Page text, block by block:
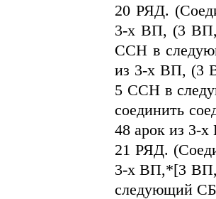
20 РЯД.
3-х ВП, (3
ССН в
из 3-х ВП, (3
5 ССН в
соединить
48 арок из 3-
21 РЯД.
3-х ВП,*[3 ВП,
следующий